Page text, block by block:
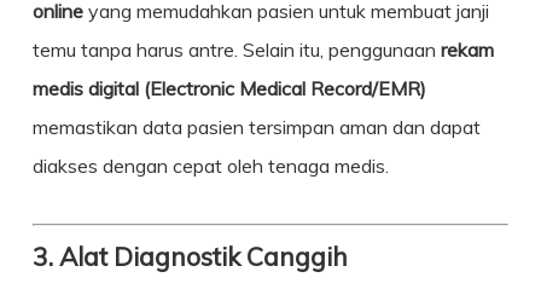
onlineyang memudahkan pasien untuk membuat janji
temu tanpa harus antre. Selain itu, penggunaan rekam
medis digital (Electronic Medical Record/EMR)
memastikan data pasien tersimpan aman dan dapat
diakses dengan cepat oleh tenaga medis.
3. Alat Diagnostik Canggih